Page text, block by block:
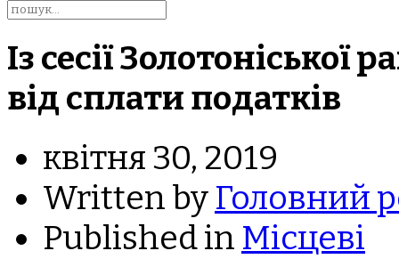
Із сесії
від сплати податків
квітня 30, 2019
Written by Головний
Published in Місцеві